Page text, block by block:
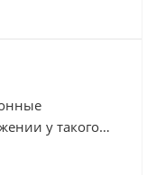
у такого